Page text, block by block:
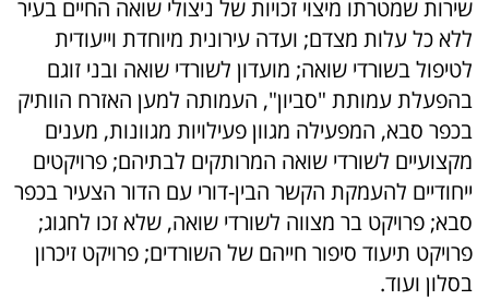
שירות שמטרתו מיצוי זכויות של ניצולי שואה החיים בעיר
ללא כל עלות מצדם; ועדה עירונית מיוחדת וייעודית
לטיפול בשורדי שואה; מועדון לשורדי שואה ובני זוגם
בהפעלת עמותת "סביון", העמותה למען האזרח הוותיק
בכפר סבא, המפעילה מגוון פעילויות מגוונות, מענים
מקצועיים לשורדי שואה המרותקים לבתיהם; פרויקטים
ייחודיים להעמקת הקשר הבין-דורי עם הדור הצעיר בכפר
סבא; פרויקט בר מצווה לשורדי שואה, שלא זכו לחגוג;
פרויקט תיעוד סיפור חייהם של השורדים; פרויקט זיכרון
בסלון ועוד.